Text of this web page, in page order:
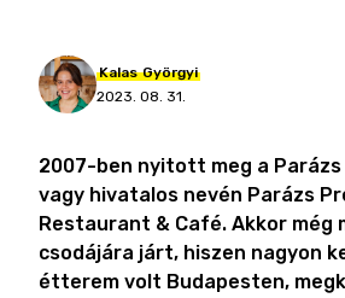
Kalas Györgyi
2023. 08. 31.
2007-ben nyitott meg a
vagy hivatalos nevén Parázs
Restaurant & Café. Akkor még
csodájára járt, hiszen nagyon
étterem volt Budapesten,